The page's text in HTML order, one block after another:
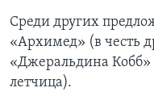
Среди других
«Архимед» (в честь
«Джеральдина
летчица).